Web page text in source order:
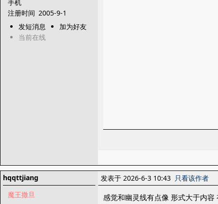
手机
注册时间 2005-9-1
发短消息
加为好友
当前在线
hqqttjiang
魔王撒旦
发表于 2026-6-3 10:43 只看该作者
感觉和幽灵线有点像 形式大于内容